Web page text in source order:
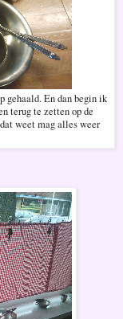
gehaald. En dan begin ik
terug te zetten op de
weet mag alles weer